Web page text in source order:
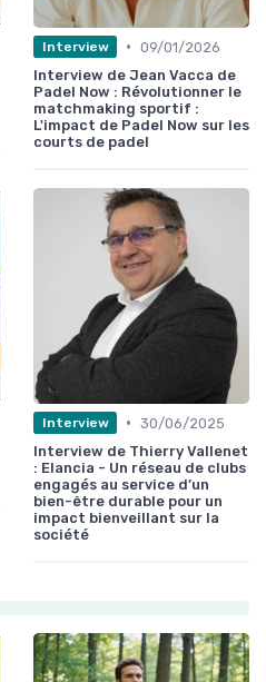
Interview • 09/01/2026
Interview de Jean Vacca de
Padel Now : Révolutionner le
matchmaking sportif :
L'impact de Padel Now sur les
courts de padel
Interview • 30/06/2025
Interview de Thierry Vallenet
: Elancia - Un réseau de clubs
engagés au service d’un
bien-être durable pour un
impact bienveillant sur la
société